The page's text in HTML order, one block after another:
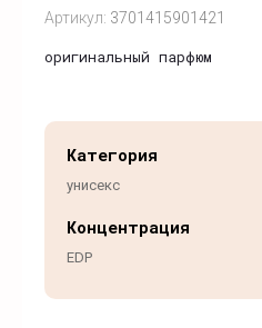
Артикул: 3701415901421
оригинальный парфюм
Категория
унисекс
Концентрация
EDP